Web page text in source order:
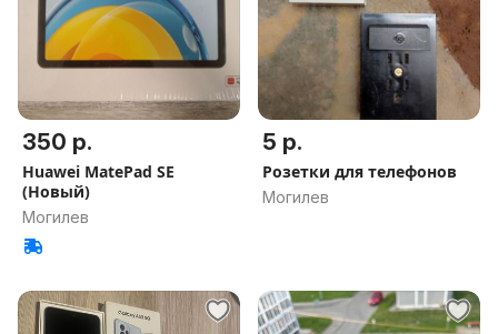
350 р.
Huawei MatePad SE
(Новый)
Могилев
5 р.
Розетки для телефонов
Могилев